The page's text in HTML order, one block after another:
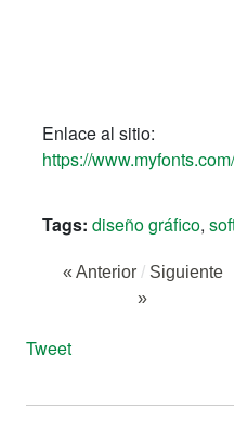
Enlace al sitio:
https://
Tags: diseño gráfico,
« Anterior / Siguiente
»
Tweet